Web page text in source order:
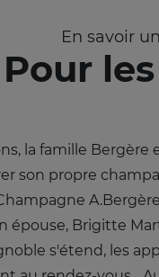
En savoir
Pour
la famille Bergère
son propre
épouse, Brigitte
s'étend, les